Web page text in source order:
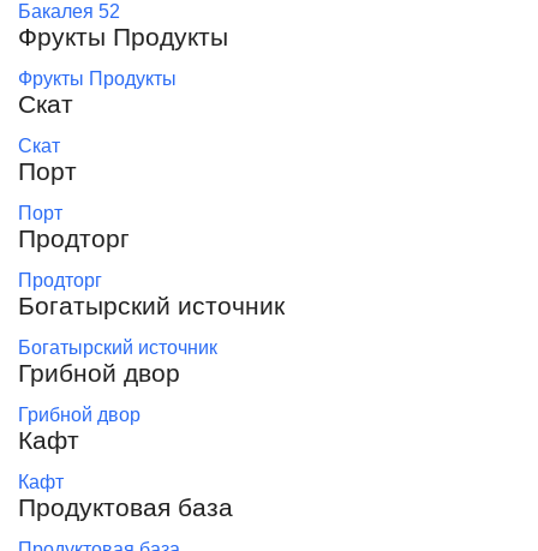
Бакалея 52
Фрукты Продукты
Фрукты Продукты
Скат
Скат
Порт
Порт
Продторг
Продторг
Богатырский источник
Богатырский источник
Грибной двор
Грибной двор
Кафт
Кафт
Продуктовая база